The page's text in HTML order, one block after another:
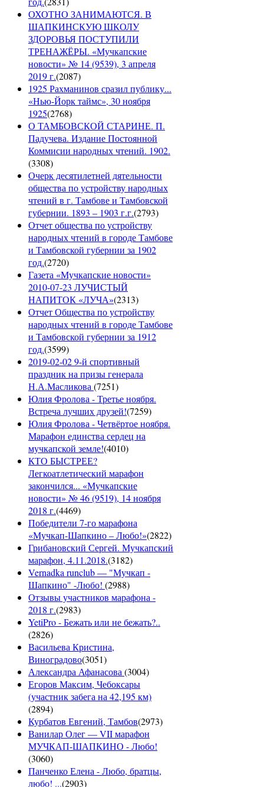
ОХОТНО ЗАНИМАЮТСЯ. В
ШАПКИНСКУЮ ШКОЛУ
ЗДОРОВЬЯ ПОСТУПИЛИ
ТРЕНАЖЁРЫ. «Мучкапские
новости» № 14 (9539), 3 апреля
2019 г.(2087)
1925 Рахманинов сразил публику...
«Нью-Йорк таймс», 30 ноября
1925(2768)
О ТАМБОВСКОЙ СТАРИНЕ. П.
Падучева. Издание Постоянной
Коммисии народных чтений. 1902.
(3308)
Очерк десятилетней дятельности
общества по устройству народных
чтений в г. Тамбове и Тамбовской
губернии. 1893 – 1903 г.г.(2793)
Отчет общества по устройству
народных чтений в городе Тамбове
и Тамбовской губернии за 1902
год.(2720)
Газета «Мучкапские новости»
2010-07-23 ЛУЧИСТЫЙ
НАПИТОК «ЛУЧА»(2313)
Отчет Общества по устройству
народных чтений в городе Тамбове
и Тамбовской губернии за 1912
год.(3599)
2019-02-02 9-й спортивный
праздник на призы генерала
Н.А.Масликова(7251)
Юлия Фролова - Третье ноября.
Встреча лучших друзей!(7259)
Юлия Фролова - Четвёртое ноября.
Марафон единства сердец на
мучкапской земле!(4010)
КТО БЫСТРЕЕ?
Легкоатлетический марафон
закончился... «Мучкапские
новости» № 46 (9519), 14 ноября
2018 г.(4469)
Победители 7-го марафона
«Мучкап-Шапкино – Любо!»(2822)
Грибановский Сергей. Мучкапский
марафон, 4.11.2018.(3182)
Vernadka runclub — "Мучкап -
Шапкино" -Любо! (2988)
Отзывы участников марафона -
2018 г.(2983)
YetiPro - Бежать или не бежать?..
(2826)
Васильева Кристина,
Виноградово(3051)
Александра Афанасова(3004)
Егоров Максим, Чебоксары
(участник забега на 42,195 км)
(2894)
Курбатов Евгений, Тамбов(2973)
Ванилар Олег — VII марафон
МУЧКАП-ШАПКИНО - Любо!
(3060)
Панченко Елена - Любо, братцы,
любо! ...(2903)